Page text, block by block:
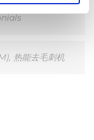
, 热能去毛刺机